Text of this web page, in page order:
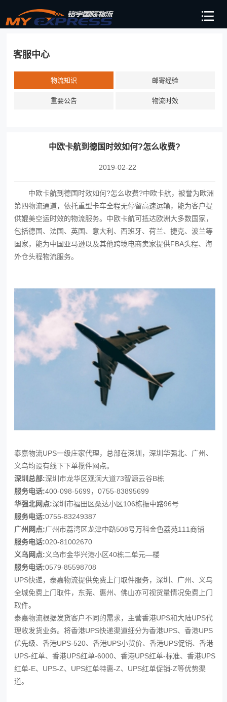
客服中心
物流知识 邮寄经验
重要公告 物流时效
中欧卡航到德国时效如何?怎么收费?
2019-02-22
中欧卡航到德国时效如何?怎么收费?中欧卡航，被誉为欧洲
第四物流通道，依托重型卡车全程无停留高速运输，能为客户提
供媲美空运时效的物流服务。中欧卡航可抵达欧洲大多数国家，
包括德国、法国、英国、意大利、西班牙、荷兰、捷克、波兰等
国家，能为中国亚马逊以及其他跨境电商卖家提供FBA头程、海
外仓头程物流服务。
泰嘉物流UPS一级庄家代理，总部在深圳，深圳华强北、广州、
义乌均设有线下下单揽件网点。
深圳总部:深圳市龙华区观澜大道73智源云谷B栋
服务电话:400-098-5699，0755-83895699
华强北网点:深圳市福田区桑达小区106栋振中路96号
服务电话:0755-83249387
广州网点:广州市荔湾区龙津中路508号万科金色荔苑111商铺
服务电话:020-81002670
义乌网点:义乌市金华兴港小区40栋二单元—楼
服务电话:0579-85598708
UPS快递，泰嘉物流提供免费上门取件服务，深圳、广州、义乌
全城免费上门取件，东莞、惠州、佛山亦可视货量情况免费上门
取件。
泰嘉物流根据发货客户不同的需求，主营香港UPS和大陆UPS代
理收发货业务。将香港UPS快递渠道细分为香港UPS、香港UPS
优先级、香港UPS-520、香港UPS小货价、香港UPS促销、香港
UPS-红单、香港UPS红单-6000、香港UPS红单-标准、香港UPS
红单-E、UPS-Z、UPS红单特惠-Z、UPS红单促销-Z等优势渠
道。